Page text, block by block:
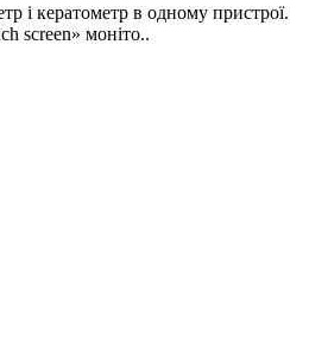
і кератометр в одному пристрої.
screen» моніто..